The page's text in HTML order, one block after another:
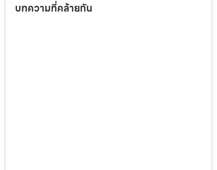
บทความที่คล้ายกัน